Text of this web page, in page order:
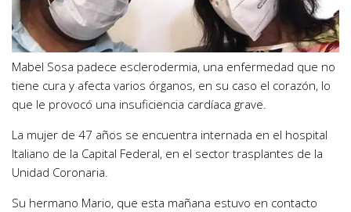
Mabel Sosa padece esclerodermia, una enfermedad que no
tiene cura y afecta varios órganos, en su caso el corazón, lo
que le provocó una insuficiencia cardíaca grave.
La mujer de 47 años se encuentra internada en el hospital
Italiano de la Capital Federal, en el sector trasplantes de la
Unidad Coronaria.
Su hermano Mario, que esta mañana estuvo en contacto